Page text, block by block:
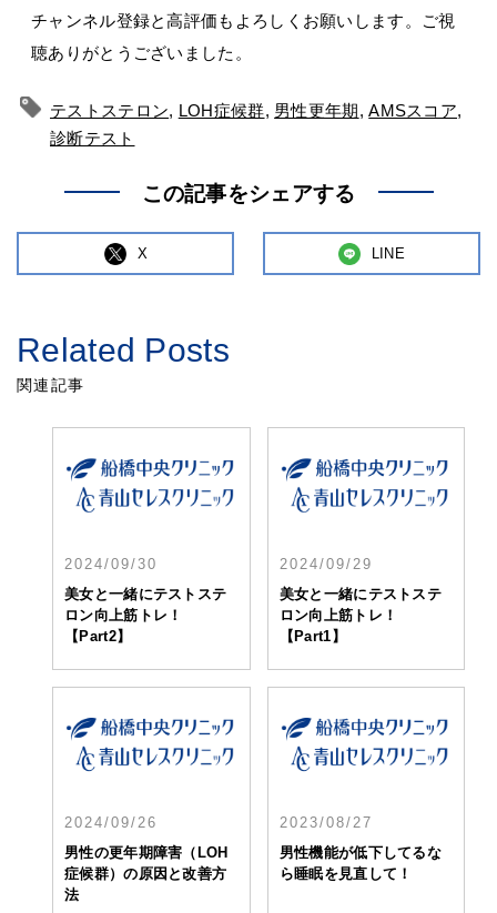
チャンネル登録と高評価もよろしくお願いします。ご視
聴ありがとうございました。
テストステロン, LOH症候群, 男性更年期,AMSスコア,
診断テスト
この記事をシェアする
X LINE
Related Posts
関連記事
2024/09/30
美女と一緒にテストステ
ロン向上筋トレ！
【Part2】
2024/09/29
美女と一緒にテストステ
ロン向上筋トレ！
【Part1】
2024/09/26
男性の更年期障害（LOH
症候群）の原因と改善方
法
2023/08/27
男性機能が低下してるな
ら睡眠を見直して！